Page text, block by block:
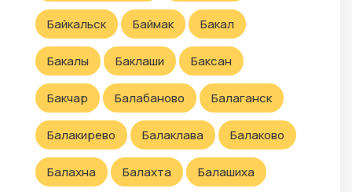
Байкальск Баймак Бакал
Бакалы Баклаши Баксан
Бакчар Балабаново Балаганск
Балакирево Балаклава Балаково
Балахна Балахта Балашиха